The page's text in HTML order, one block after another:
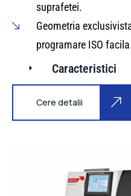
suprafetei.
Geometria
programare ISO
Caracteristici
Cere detalii